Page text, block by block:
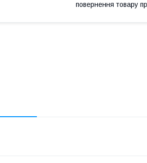
повернення товару